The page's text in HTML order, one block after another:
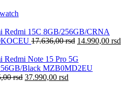
Redmi 15C 8GB/256GB/CRNA
17.636,00rsd 14.990,00 rsd
Redmi Note 15 Pro 5G
Black MZB0MD2EU
rsd 37.990,00 rsd